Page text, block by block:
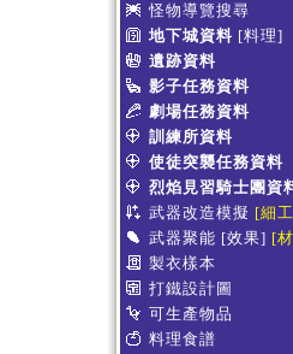
怪物導覽搜尋
地下城資料 [料理]
遺跡資料
影子任務資料
劇場任務資料
訓練所資料
使徒突襲任務資料
烈焰見習騎士團資
武器改造模擬 [細
武器聚能 [效果] [
製衣樣本
打鐵設計圖
可生產物品
料理食譜